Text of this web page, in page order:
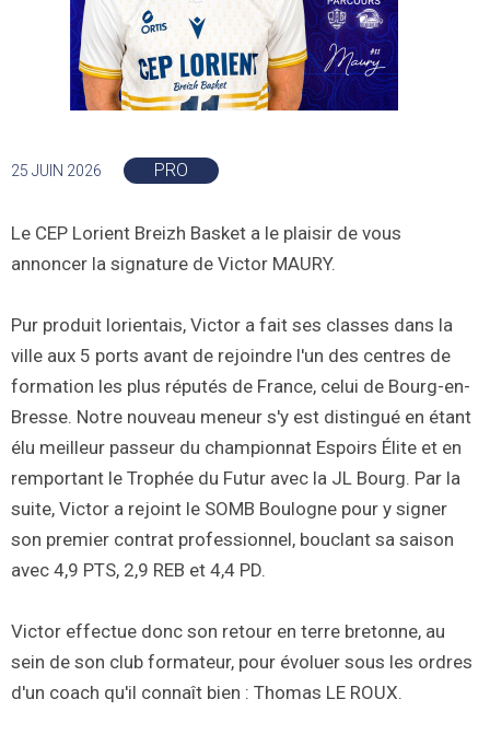
25 JUIN 2026 PRO
Le CEP Lorient Breizh Basket a le plaisir de vous
annoncer la signature de Victor MAURY.
Pur produit lorientais, Victor a fait ses classes dans la
ville aux 5 ports avant de rejoindre l'un des centres de
formation les plus réputés de France, celui de Bourg-en-
Bresse. Notre nouveau meneur s'y est distingué en étant
élu meilleur passeur du championnat Espoirs Élite et en
remportant le Trophée du Futur avec la JL Bourg. Par la
suite, Victor a rejoint le SOMB Boulogne pour y signer
son premier contrat professionnel, bouclant sa saison
avec 4,9 PTS, 2,9 REB et 4,4 PD.
Victor effectue donc son retour en terre bretonne, au
sein de son club formateur, pour évoluer sous les ordres
d'un coach qu'il connaît bien : Thomas LE ROUX.